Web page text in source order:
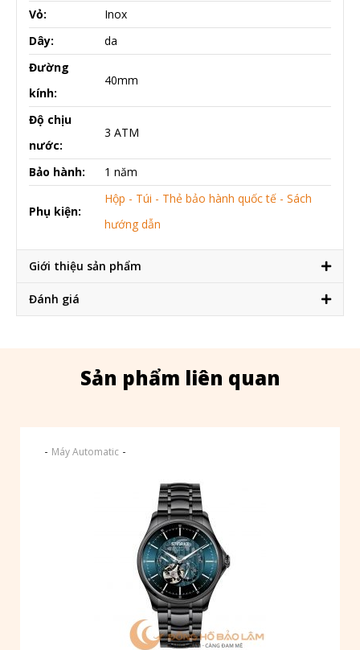
Vỏ:
Inox
Dây:
da
Đường
kính:
40mm
Độ chịu
nước:
3 ATM
Bảo hành: 1 năm
Phụ kiện:
Hộp - Túi - Thẻ bảo hành quốc tế - Sách
hướng dẫn
Giới thiệu sản phẩm
Đánh giá
Sản phẩm liên quan
- Máy Automatic -